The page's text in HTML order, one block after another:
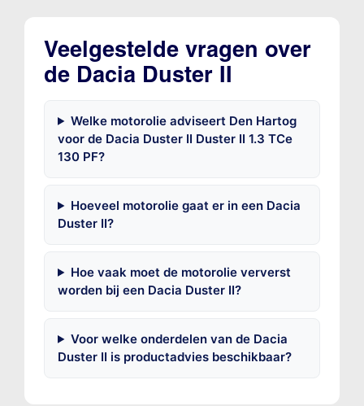
Veelgestelde vragen over
de Dacia Duster II
Welke motorolie adviseert Den Hartog
voor de Dacia Duster II Duster II 1.3 TCe
130 PF?
Hoeveel motorolie gaat er in een Dacia
Duster II?
Hoe vaak moet de motorolie ververst
worden bij een Dacia Duster II?
Voor welke onderdelen van de Dacia
Duster II is productadvies beschikbaar?